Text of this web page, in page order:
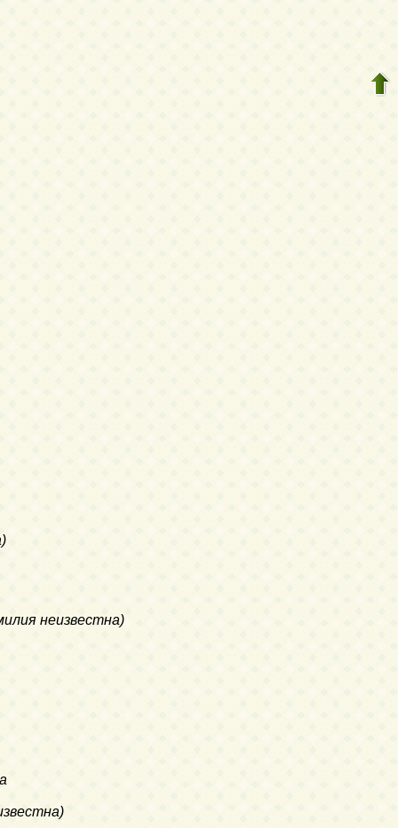
неизвестна)